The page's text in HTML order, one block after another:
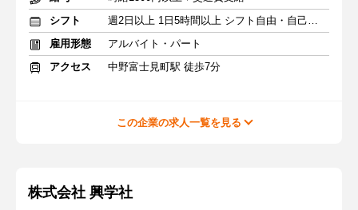
シフト
週2日以上 1日5時間以上 シフト自由・自己申告
雇用形態
アルバイト・パート
アクセス
中野富士見町駅 徒歩7分
この企業の求人一覧を見る
株式会社 興学社